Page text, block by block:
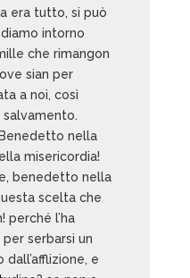
era tutto, si può
intorno
che rimangon
sian per
a noi, così
salvamento.
nella
misericordia!
benedetto nella
scelta che
perché l’ha
serbarsi un
e